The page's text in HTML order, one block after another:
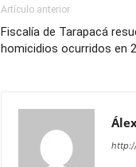
Artículo anterior
Fiscalía de Tarapacá
homicidios ocurridos en